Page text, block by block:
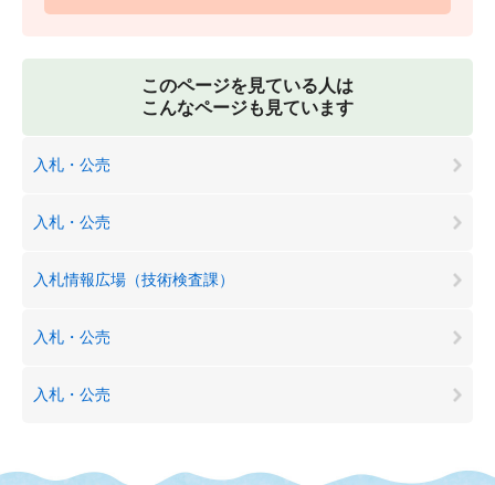
このページを見ている人は
こんなページも見ています
入札・公売
入札・公売
入札情報広場（技術検査課）
入札・公売
入札・公売